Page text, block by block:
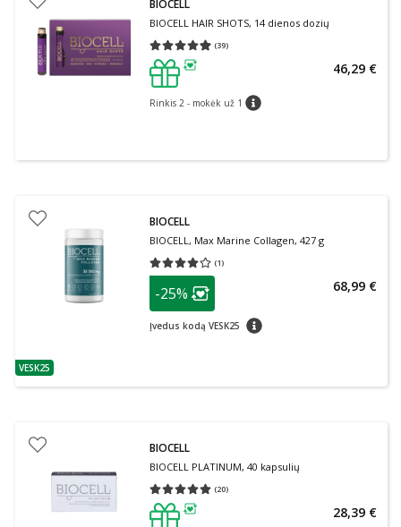
BIOCELL
BIOCELL HAIR SHOTS, 14 dienos dozių
(39)
Vidutinis įvertinimas 4.90
patarimas
Rinkis 2 - mokėk už 1 patarimas
46,29 €
patarimas
VESK25
BIOCELL
BIOCELL, Max Marine Collagen, 427 g
(1)
Vidutinis įvertinimas 4.00
patarimas
Lojalumo klubo narių nuolaida
-25%
Įvedus kodą VESK25 patarimas
68,99 €
BIOCELL
BIOCELL PLATINUM, 40 kapsulių
(20)
Vidutinis įvertinimas 5.00
28,39 €